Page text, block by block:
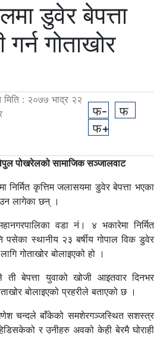
डुवेर बेपत्ता
गोताखोर
मिति : २०७७ भाद्र २२
फ-
फ
फ+
सामाजिक सञ्जालवाट
निर्मित कृत्तिम जलासयमा डुवेर बेपत्ता भएका
लागेका छन् ।
वडा नं। ४ भकारेमा निर्मित
पसेका स्थानीय २३ बर्षीय गोपाल विक डुवेर
गोताखोर बोलाइएको हो ।
ती बेपत्ता युवाको खोजी आइतवार दिनभर
बोलाइएको प्रहरीले बताएको छ ।
चन्दले बाँकेको समशेरगञ्जस्थित सशस्त्र
र उनीहरु अवको केही बेरमै घोराही